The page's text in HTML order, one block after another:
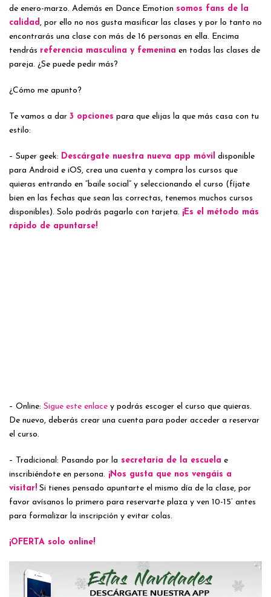
de enero-marzo. Además en Dance Emotion somos fans de la
calidad , por ello no nos gusta masificar las clases y por lo tanto no
encontrarás una clase con más de 16 personas en ella. Encima
tendrás referencia masculina y femenina en todas las clases de
pareja. ¿Se puede pedir más?
¿Cómo me apunto?
Te vamos a dar 3 opciones para que elijas la que más casa con tu
estilo:
– Super geek: Descárgate nuestra nueva app móvil disponible
para Android e iOS, crea una cuenta y compra los cursos que
quieras entrando en “baile social” y seleccionando el curso (fíjate
bien en las fechas que sean las correctas, tenemos muchos cursos
disponibles). Solo podrás pagarlo con tarjeta. ¡Es el método más
rápido de apuntarse!
– Online: Sigue este enlace y podrás escoger el curso que quieras.
De nuevo, deberás crear una cuenta para poder acceder a reservar
el curso.
– Tradicional: Pasando por la secretaría de la escuela e
inscribiéndote en persona. ¡Nos gusta que nos vengáis a
visitar! Si tienes pensado apuntarte el mismo día de la clase, por
favor avísanos lo primero para reservarte plaza y ven 10-15’ antes
para formalizar la inscripción y evitar colas.
¡OFERTA solo online!